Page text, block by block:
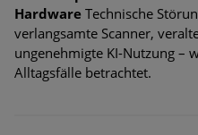
Hardware Technische
verlangsamte Scanner,
ungenehmigte KI-Nutzung –
Alltagsfälle betrachtet.